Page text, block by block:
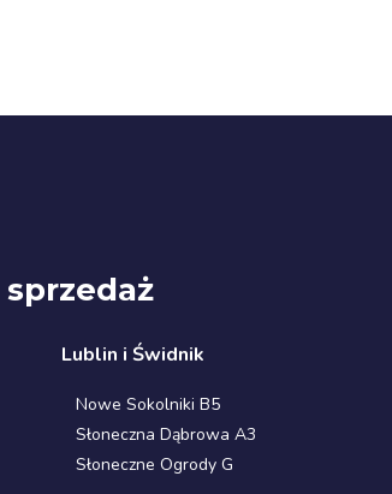
Lublin i Świdnik
Nowe Sokolniki B5
Słoneczna Dąbrowa A3
Słoneczne Ogrody G